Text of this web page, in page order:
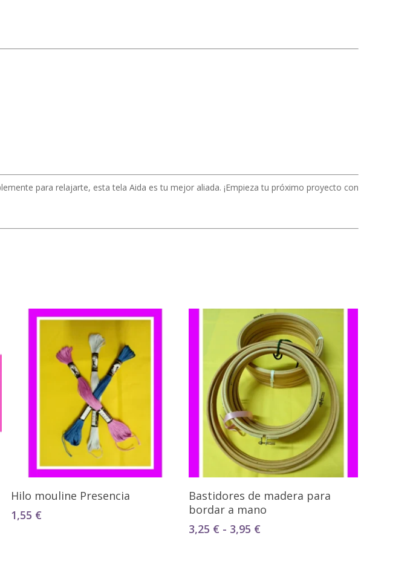
para relajarte, esta tela Aida es tu mejor aliada. ¡Empieza tu próximo proyecto con
Seleccionar Opciones
Hilo mouline Presencia
1,55 €
Seleccionar Opciones
Bastidores de madera para
bordar a mano
3,25 € - 3,95 €